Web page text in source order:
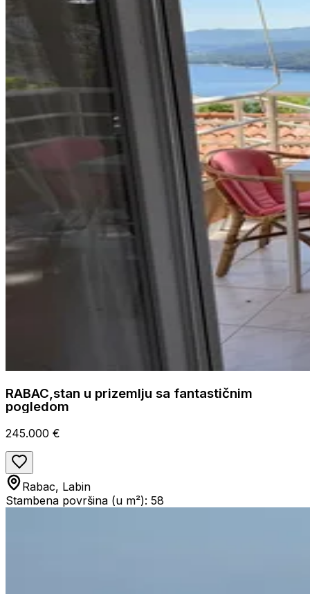
RABAC,stan u prizemlju sa fantastičnim
pogledom
245.000 €
Rabac, Labin
Stambena površina (u m²): 58